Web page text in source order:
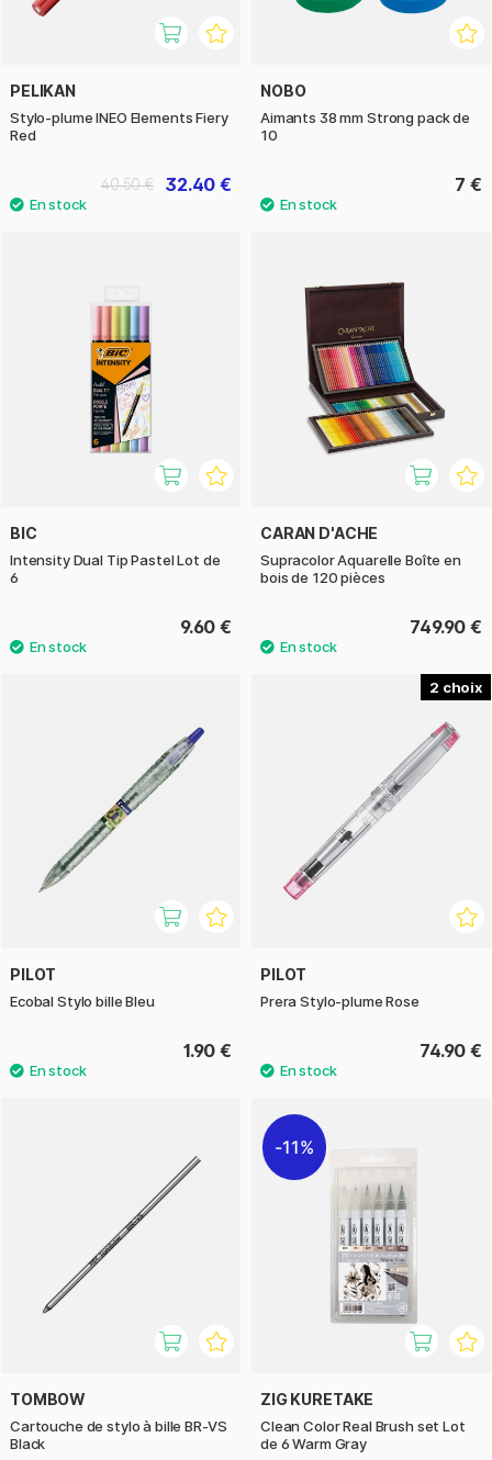
PELIKAN
Stylo-plume INEO Elements Fiery
Red
32.40 €
40.50 €
NOBO
Aimants 38 mm Strong pack de
10
7 €
BIC
Intensity Dual Tip Pastel Lot de
6
9.60 €
CARAN D'ACHE
Supracolor Aquarelle Boîte en
bois de 120 pièces
749.90 €
PILOT
Ecobal Stylo bille Bleu
1.90 €
2
PILOT
Prera Stylo-plume Rose
74.90 €
TOMBOW
Cartouche de stylo à bille BR-VS
Black
11%
ZIG KURETAKE
Clean Color Real Brush set Lot
de 6 Warm Gray